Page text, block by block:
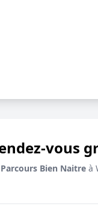
vous
Bien Naitre à